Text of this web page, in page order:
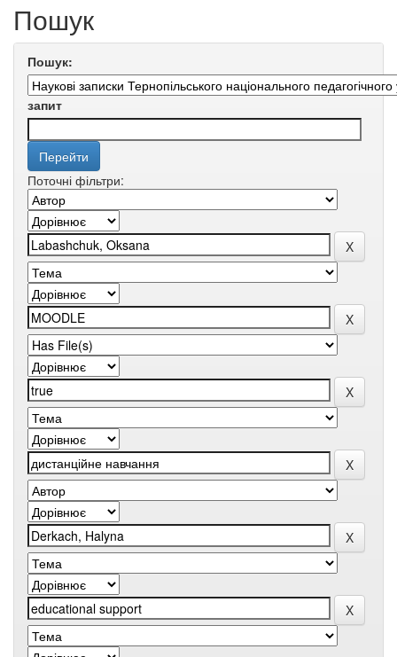
Пошук
Пошук:
запит
Поточні фільтри: